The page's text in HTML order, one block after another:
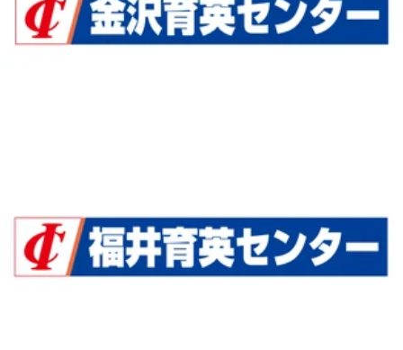
金沢育英センターHP
福井育英センターHP